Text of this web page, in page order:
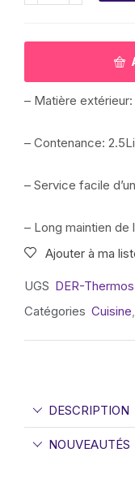
– Matière extérieur:
– Contenance:
– Service facile
– Long maintien de
Ajouter à ma
UGS DER-
Catégories Cuisine,
DESCRIPTION
NOUVEAUTÉS